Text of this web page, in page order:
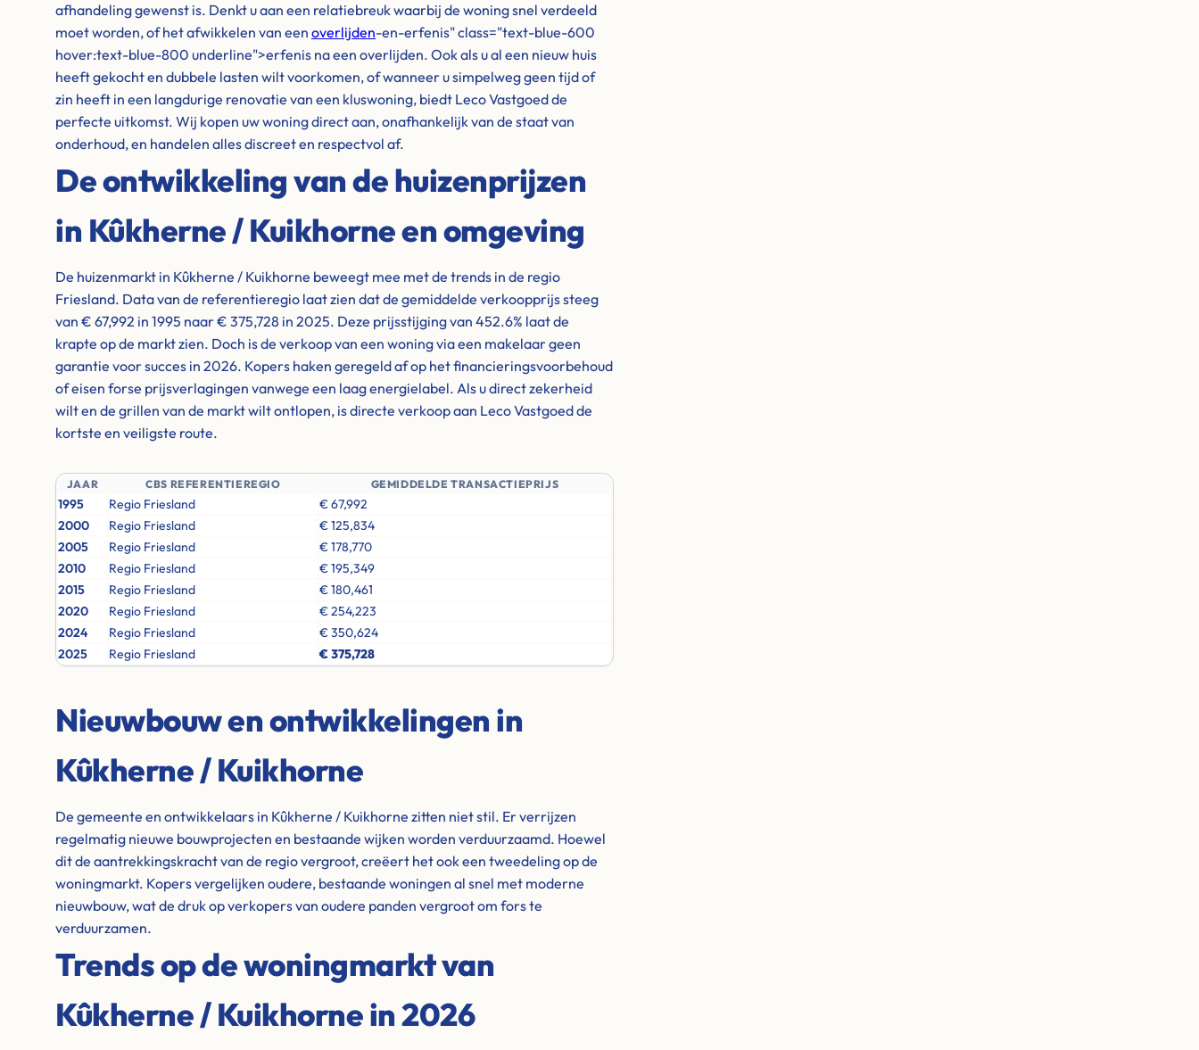
afhandeling gewenst is. Denkt u aan een relatiebreuk waarbij de woning snel verdeeld
moet worden, of het afwikkelen van een overlijden-en-erfenis" class="text-blue-600
hover:text-blue-800 underline">erfenis na een overlijden. Ook als u al een nieuw huis
heeft gekocht en dubbele lasten wilt voorkomen, of wanneer u simpelweg geen tijd of
zin heeft in een langdurige renovatie van een kluswoning, biedt Leco Vastgoed de
perfecte uitkomst. Wij kopen uw woning direct aan, onafhankelijk van de staat van
onderhoud, en handelen alles discreet en respectvol af.
De ontwikkeling van de huizenprijzen
in Kûkherne / Kuikhorne en omgeving
De huizenmarkt in Kûkherne / Kuikhorne beweegt mee met de trends in de regio
Friesland. Data van de referentieregio laat zien dat de gemiddelde verkoopprijs steeg
van € 67,992 in 1995 naar € 375,728 in 2025. Deze prijsstijging van 452.6% laat de
krapte op de markt zien. Doch is de verkoop van een woning via een makelaar geen
garantie voor succes in 2026. Kopers haken geregeld af op het financieringsvoorbehoud
of eisen forse prijsverlagingen vanwege een laag energielabel. Als u direct zekerheid
wilt en de grillen van de markt wilt ontlopen, is directe verkoop aan Leco Vastgoed de
kortste en veiligste route.
JAAR CBS REFERENTIEREGIO GEMIDDELDE TRANSACTIEPRIJS
1995 Regio Friesland
€ 67,992
2000
Regio Friesland
€ 125,834
2005
Regio Friesland
€ 178,770
2010
Regio Friesland
€ 195,349
2015
Regio Friesland
€ 180,461
2020
Regio Friesland
€ 254,223
2024
Regio Friesland
€ 350,624
2025
Regio Friesland € 375,728
Nieuwbouw en ontwikkelingen in
Kûkherne / Kuikhorne
De gemeente en ontwikkelaars in Kûkherne / Kuikhorne zitten niet stil. Er verrijzen
regelmatig nieuwe bouwprojecten en bestaande wijken worden verduurzaamd. Hoewel
dit de aantrekkingskracht van de regio vergroot, creëert het ook een tweedeling op de
woningmarkt. Kopers vergelijken oudere, bestaande woningen al snel met moderne
nieuwbouw, wat de druk op verkopers van oudere panden vergroot om fors te
verduurzamen.
Trends op de woningmarkt van
Kûkherne / Kuikhorne in 2026